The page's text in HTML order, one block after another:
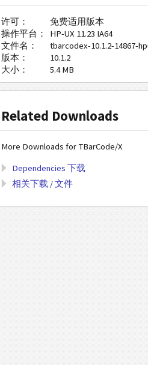
许可：
免费适用版本
操作平台：
HP-UX 11.23 IA64
文件名：
tbarcodex-10.1.2-14867-
版本：
10.1.2
大小：
5.4 MB
Related Downloads
More Downloads for TBarCode/X
Dependencies 下载
相关下载 / 文件